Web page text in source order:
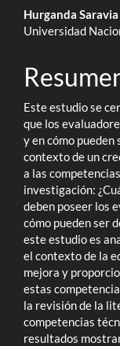
Hurganda
Universidad
Este estudio se
que los
y en cómo pueden
contexto de un
a las
investigación:
deben poseer los
cómo pueden ser
este estudio es
el contexto de la
mejora y
estas
la revisión de la
competencias
resultados